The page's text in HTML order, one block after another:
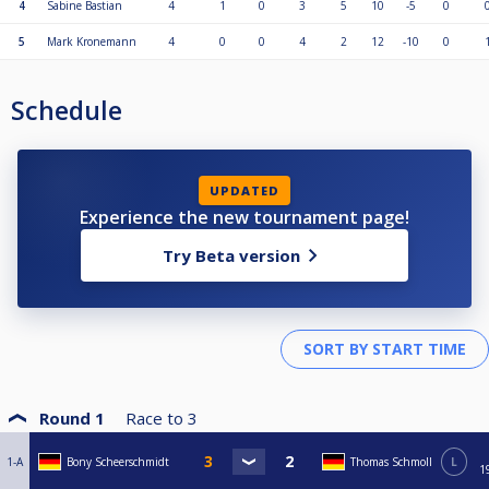
4 Sabine Bastian 4 1 0 3 5 10 -5 0
5 Mark Kronemann 4 0 0 4 2 12 -10 0
Schedule
UPDATED
Experience the new tournament page!
Try Beta version
Round 1 Race to 3
1-A Bony Scheerschmidt Thomas Schmoll L